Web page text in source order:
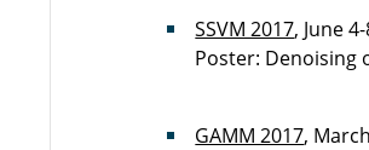
SSVM 2017, June
Poster: Denoising
GAMM 2017,